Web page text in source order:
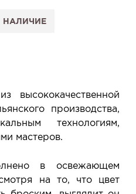
и выберите салон.
заявку.
чему не обязывает: Вы
на месте решаете,
для Вас время -
НАЛИЧИЕ
высококачественной
производства,
технологиям,
мастеров.
в освежающем
на то, что цвет